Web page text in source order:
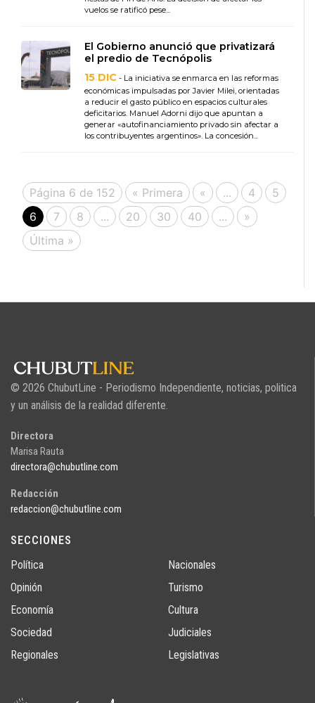
vuelos se ratificó pese...
El Gobierno anunció que privatizará
el predio de Tecnópolis
15 DIC - La iniciativa se enmarca en las reformas
económicas impulsadas por Javier Milei, orientadas
a reducir el gasto público en espacios culturales
deficitarios. Manuel Adorni dijo que apuntan a
generar «autofinanciamiento privado sin afectar a
los contribuyentes argentinos». La concesión...
Página 6 de 152 « Primera « ... 4
5
6
7 8 ... 20 30 40 ...
»
Última »
© 2026 ChubutLine - Periodismo Independiente, noticias, politica
y un análisis de la realidad diferente.
Directora
Marisa Rauta
directora@chubutline.com
Redacción
redaccion@chubutline.com
SECCIONES
Política
Opinión
Economía
Sociedad
Regionales
Nacionales
Turismo
Cultura
Judiciales
Legislativas